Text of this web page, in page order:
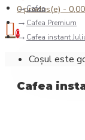
0 produs(e) -
0
Coșul este
Cafea
Cafea Premium
Cafea instant
Cafea